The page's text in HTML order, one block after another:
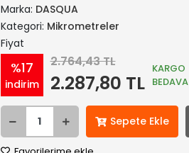
Marka: DASQUA
Kategori: Mikrometreler
Fiyat
%17
indirim
2.764,43 TL
2.287,80 TL
KARGO
BEDAVA
Sepete Ekle